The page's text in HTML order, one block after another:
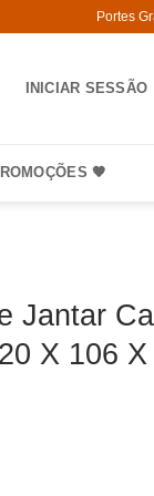
Portes
INICIAR SESSÃO
🧡
Jantar
X 106